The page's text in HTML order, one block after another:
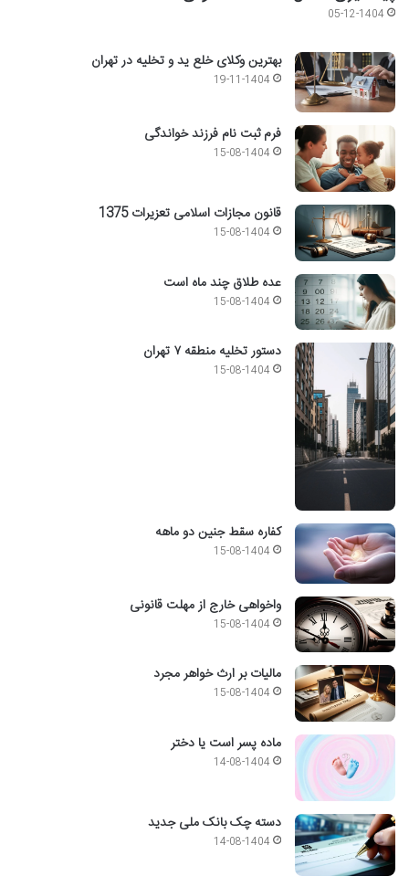
05-12-1404
بهترین وکلای خلع ید و تخلیه در تهران
19-11-1404
فرم ثبت نام فرزند خواندگی
15-08-1404
قانون مجازات اسلامی تعزیرات 1375
15-08-1404
عده طلاق چند ماه است
15-08-1404
دستور تخلیه منطقه ۷ تهران
15-08-1404
کفاره سقط جنین دو ماهه
15-08-1404
واخواهی خارج از مهلت قانونی
15-08-1404
مالیات بر ارث خواهر مجرد
15-08-1404
ماده پسر است یا دختر
14-08-1404
دسته چک بانک ملی جدید
14-08-1404